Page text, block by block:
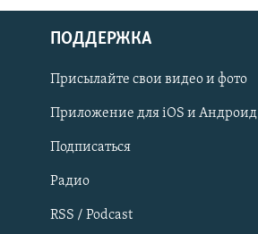
Українською
Qırımtatar
ПРИСОЕДИНЯЙТЕСЬ!
ПОДДЕРЖКА
Присылайте свои видео и фото
Приложение для iOS и Андроид
Подписаться
Радио
RSS / Podcast